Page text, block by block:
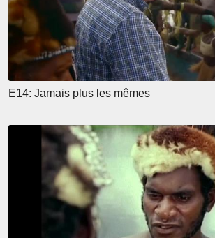
E14: Jamais plus les mêmes